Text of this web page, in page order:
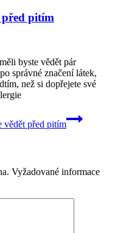
před pitím
byste vědět pár
správné značení látek,
než si dopřejete své
vědět před pitím
Vyžadované informace